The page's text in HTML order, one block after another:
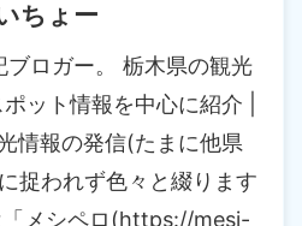
ちょー
ロガー。 栃木県の観光
ット情報を中心に紹介 |
情報の発信(たまに他県
捉われず色々と綴ります
「メシペロ(https://mesi-